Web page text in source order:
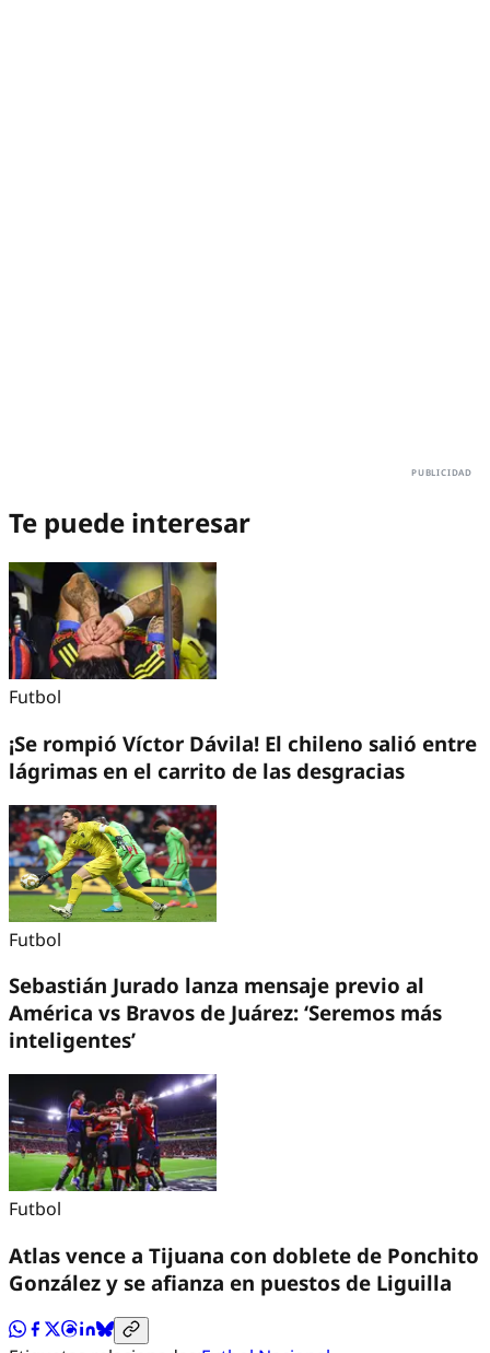
Te puede interesar
Futbol
¡Se rompió Víctor Dávila! El chileno salió entre
lágrimas en el carrito de las desgracias
Futbol
Sebastián Jurado lanza mensaje previo al
América vs Bravos de Juárez: ‘Seremos más
inteligentes’
Futbol
Atlas vence a Tijuana con doblete de Ponchito
González y se afianza en puestos de Liguilla